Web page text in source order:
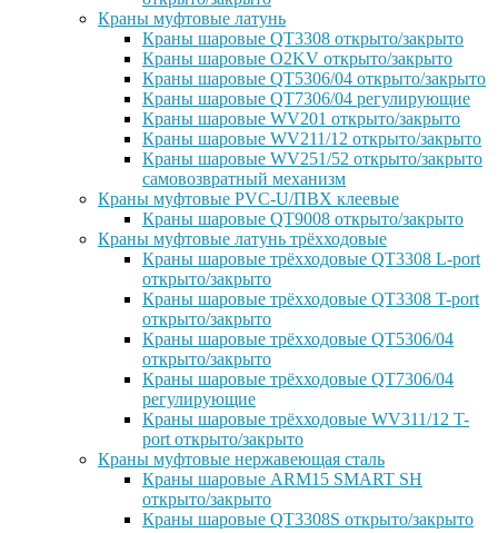
Краны муфтовые латунь
Краны шаровые QT3308 открыто/закрыто
Краны шаровые O2KV открыто/закрыто
Краны шаровые QT5306/04 открыто/закрыто
Краны шаровые QT7306/04 регулирующие
Краны шаровые WV201 открыто/закрыто
Краны шаровые WV211/12 открыто/закрыто
Краны шаровые WV251/52 открыто/закрыто
самовозвратный механизм
Краны муфтовые PVC-U/ПВХ клеевые
Краны шаровые QT9008 открыто/закрыто
Краны муфтовые латунь трёхходовые
Краны шаровые трёхходовые QT3308 L-port
открыто/закрыто
Краны шаровые трёхходовые QT3308 T-port
открыто/закрыто
Краны шаровые трёхходовые QT5306/04
открыто/закрыто
Краны шаровые трёхходовые QT7306/04
регулирующие
Краны шаровые трёхходовые WV311/12 T-
port открыто/закрыто
Краны муфтовые нержавеющая сталь
Краны шаровые ARM15 SMART SH
открыто/закрыто
Краны шаровые QT3308S открыто/закрыто